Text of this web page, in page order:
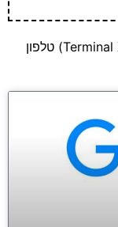
טרמינל איקס (Terminal X) טלפון